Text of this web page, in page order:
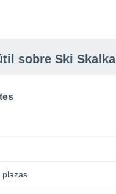
sobre Ski Skalka
plazas